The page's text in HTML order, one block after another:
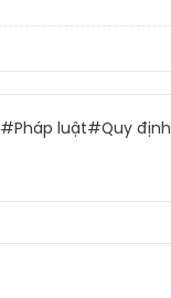
#Pháp luật#Quy định